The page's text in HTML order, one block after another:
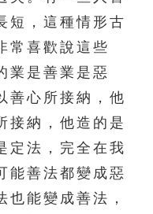
短，這種情形古
常喜歡說這些
業是善業是惡
善心所接納，他
接納，他造的是
定法，完全在我
能善法都變成惡
也能變成善法，